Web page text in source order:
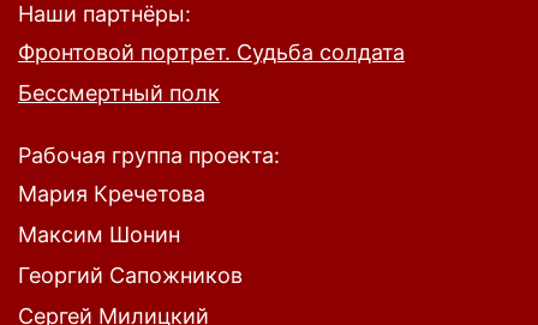
Наши партнёры:
Фронтовой портрет. Судьба солдата
Бессмертный полк
Рабочая группа проекта:
Мария Кречетова
Максим Шонин
Георгий Сапожников
Сергей Милицкий